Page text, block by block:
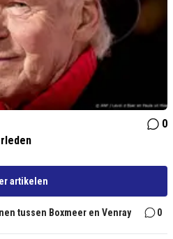
0
artikelen
tussen Boxmeer en Venray 0